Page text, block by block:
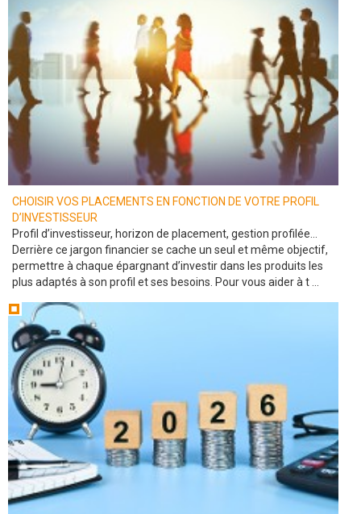
CHOISIR VOS PLACEMENTS EN FONCTION DE VOTRE PROFIL
D’INVESTISSEUR
Profil d’investisseur, horizon de placement, gestion profilée…
Derrière ce jargon financier se cache un seul et même objectif,
permettre à chaque épargnant d’investir dans les produits les
plus adaptés à son profil et ses besoins. Pour vous aider à t ...